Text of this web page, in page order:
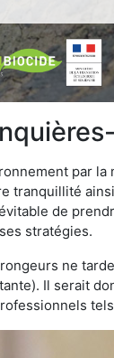
par la
tranquillité
de
stratégies.
ne
Il serait